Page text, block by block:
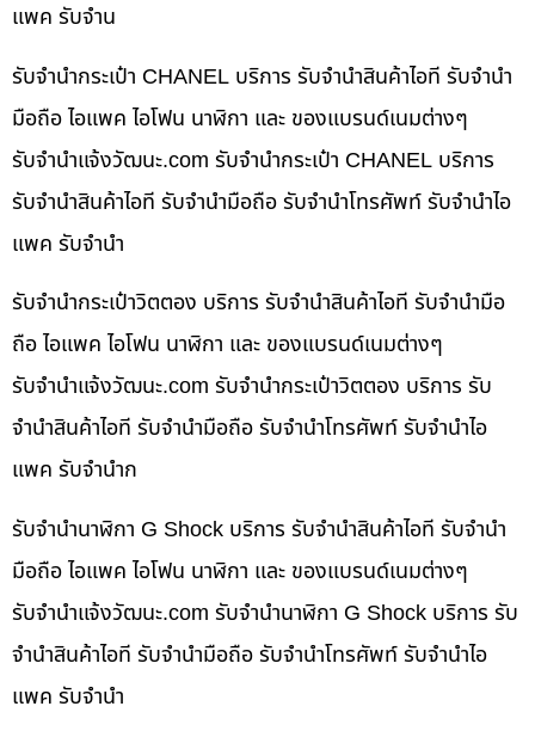
แพค รับจำน
รับจำนำกระเป๋า CHANEL บริการ รับจำนำสินค้าไอที รับจำนำ
มือถือ ไอแพค ไอโฟน นาฬิกา และ ของแบรนด์เนมต่างๆ
รับจํานําแจ้งวัฒนะ.com รับจำนำกระเป๋า CHANEL บริการ
รับจำนำสินค้าไอที รับจำนำมือถือ รับจำนำโทรศัพท์ รับจำนำไอ
แพค รับจำนำ
รับจำนำกระเป๋าวิตตอง บริการ รับจำนำสินค้าไอที รับจำนำมือ
ถือ ไอแพค ไอโฟน นาฬิกา และ ของแบรนด์เนมต่างๆ
รับจํานําแจ้งวัฒนะ.com รับจำนำกระเป๋าวิตตอง บริการ รับ
จำนำสินค้าไอที รับจำนำมือถือ รับจำนำโทรศัพท์ รับจำนำไอ
แพค รับจำนำก
รับจำนำนาฬิกา G Shock บริการ รับจำนำสินค้าไอที รับจำนำ
มือถือ ไอแพค ไอโฟน นาฬิกา และ ของแบรนด์เนมต่างๆ
รับจํานําแจ้งวัฒนะ.com รับจำนำนาฬิกา G Shock บริการ รับ
จำนำสินค้าไอที รับจำนำมือถือ รับจำนำโทรศัพท์ รับจำนำไอ
แพค รับจำนำ